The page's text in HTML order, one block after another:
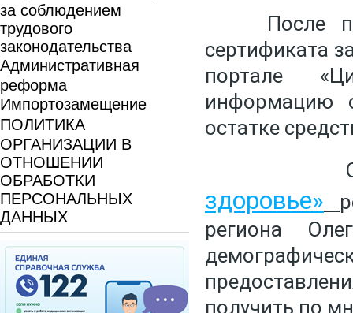
за соблюдением
трудового
законодательства
Административная
реформа
Импортозамещение
ПОЛИТИКА
ОРГАНИЗАЦИИ В
ОТНОШЕНИИ
ОБРАБОТКИ
ПЕРСОНАЛЬНЫХ
ДАННЫХ
После
сертификата
портале
информацию
остатке
здоровье»
региона
получить по